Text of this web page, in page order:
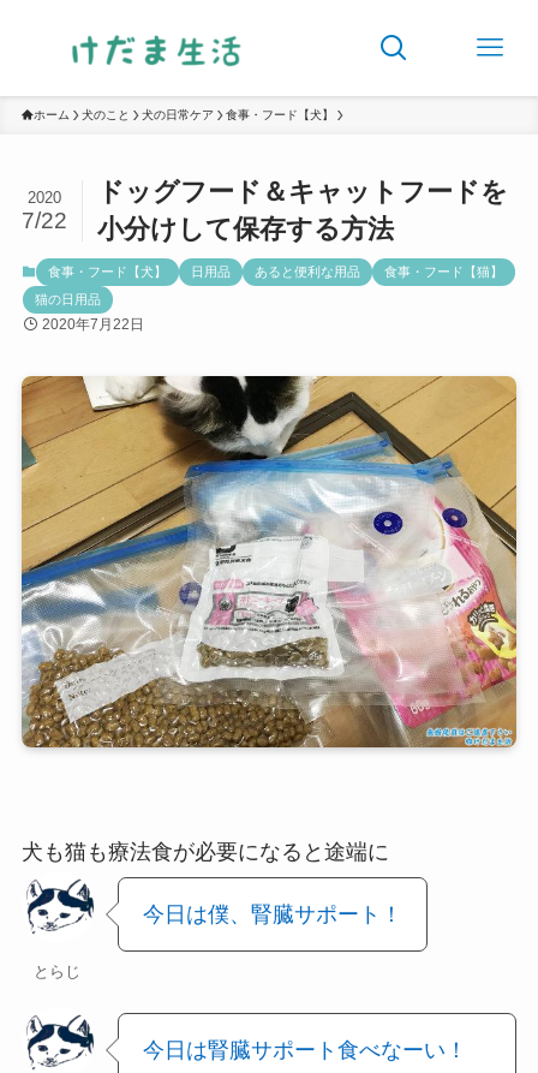
ホーム 犬のこと 犬の日常ケア 食事・フード【犬】
ドッグフード＆キャットフードを
小分けして保存する方法
2020
7/22
食事・フード【犬】 日用品 あると便利な用品
食事・フード【猫】
猫の日用品
2020年7月22日
犬も猫も療法食が必要になると途端に
とらじ
今日は僕、腎臓サポート！
今日は腎臓サポート食べなーい！